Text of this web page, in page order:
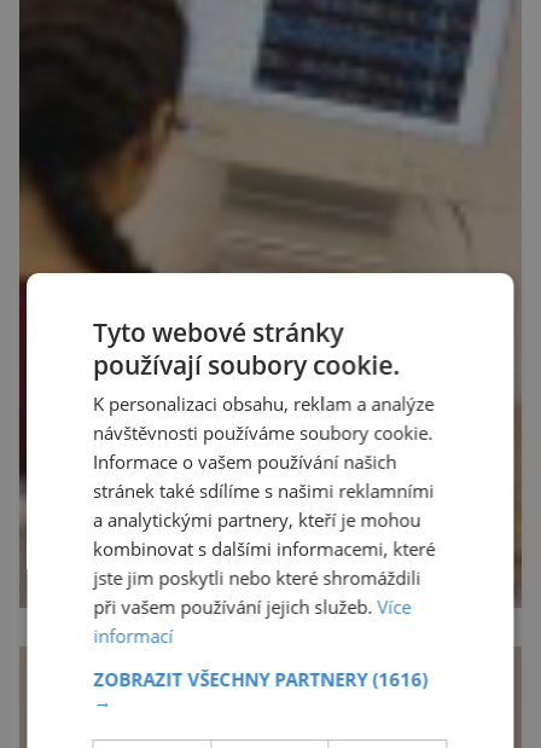
Tyto webové stránky
používají soubory cookie.
K personalizaci obsahu, reklam a analýze
návštěvnosti používáme soubory cookie.
Informace o vašem používání našich
stránek také sdílíme s našimi reklamními
a analytickými partnery, kteří je mohou
kombinovat s dalšími informacemi, které
jste jim poskytli nebo které shromáždili
při vašem používání jejich služeb.Více
informací
ZOBRAZIT VŠECHNY PARTNERY(1616)
→